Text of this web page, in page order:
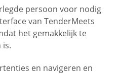
persoon voor nodig
van TenderMeets
het gemakkelijk te
is.
en navigeren en